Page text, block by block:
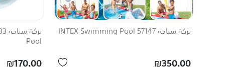
بركة سباحه 57147 INTEX Swimming Pool
₪350.00
Pool
₪170.00